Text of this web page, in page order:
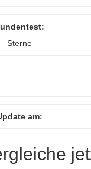
Sterne
am: